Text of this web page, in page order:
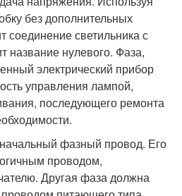
без дополнительных
соединение светильника с
название нулевого. Фаза,
электрический прибор
управления лампой,
последующего ремонта
фазный провод. Его
проводом,
Другая фаза должна